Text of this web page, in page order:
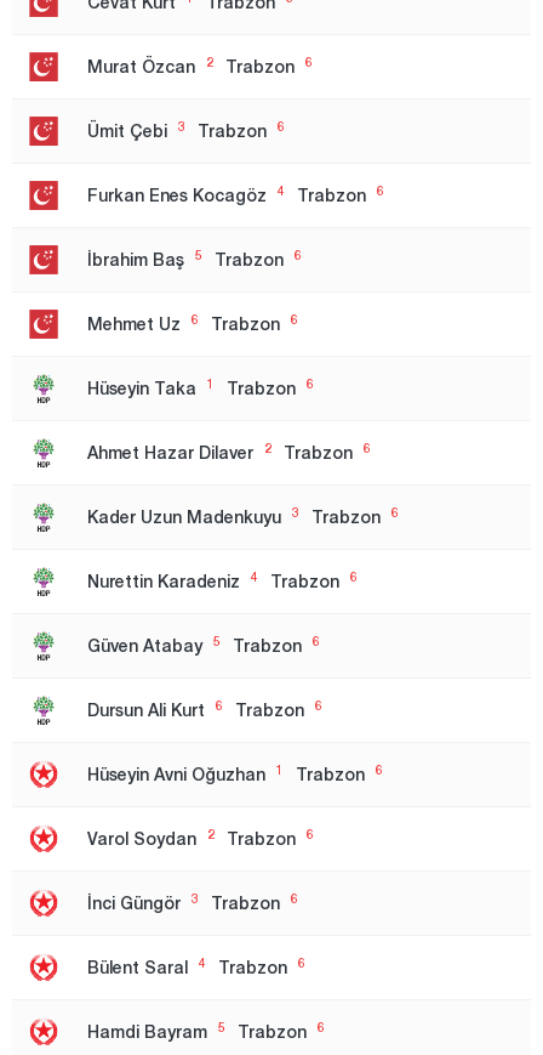
Gaziantep
Giresun
Hakkari
Hatay
Isparta
İstanbul
2. Region
3. Region
2. Region
Karabük
Karaman
Kastamonu
Kayseri
Kırklareli
Kırşehir
Kocaeli
Murat Özcan 2 Trabzon 6
Ümit Çebi 3 Trabzon 6
Furkan Enes Kocagöz 4 Trabzon 6
İbrahim Baş 5 Trabzon 6
Mehmet Uz 6 Trabzon 6
Hüseyin Taka 1 Trabzon 6
Ahmet Hazar Dilaver 2 Trabzon 6
Kader Uzun Madenkuyu 3 Trabzon 6
Nurettin Karadeniz 4 Trabzon 6
Güven Atabay 5 Trabzon 6
Dursun Ali Kurt 6 Trabzon 6
Hüseyin Avni Oğuzhan 1 Trabzon 6
Varol Soydan 2 Trabzon 6
İnci Güngör 3 Trabzon 6
Bülent Saral 4 Trabzon 6
Hamdi Bayram 5 Trabzon 6